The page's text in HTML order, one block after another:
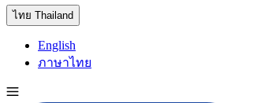
ไทย Thailand
English
ภาษาไทย